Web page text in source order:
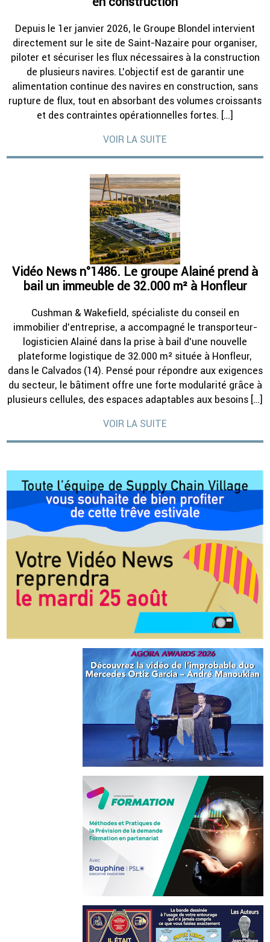
Depuis le 1er janvier 2026, le Groupe Blondel intervient
directement sur le site de Saint-Nazaire pour organiser,
piloter et sécuriser les flux nécessaires à la construction
de plusieurs navires. L’objectif est de garantir une
alimentation continue des navires en construction, sans
rupture de flux, tout en absorbant des volumes croissants
et des contraintes opérationnelles fortes. […]
VOIR LA SUITE
Vidéo News n°1486. Le groupe Alainé prend à
bail un immeuble de 32.000 m² à Honfleur
Cushman & Wakefield, spécialiste du conseil en
immobilier d’entreprise, a accompagné le transporteur-
logisticien Alainé dans la prise à bail d’une nouvelle
plateforme logistique de 32.000 m² située à Honfleur,
dans le Calvados (14). Pensé pour répondre aux exigences
du secteur, le bâtiment offre une forte modularité grâce à
plusieurs cellules, des espaces adaptables aux besoins […]
VOIR LA SUITE